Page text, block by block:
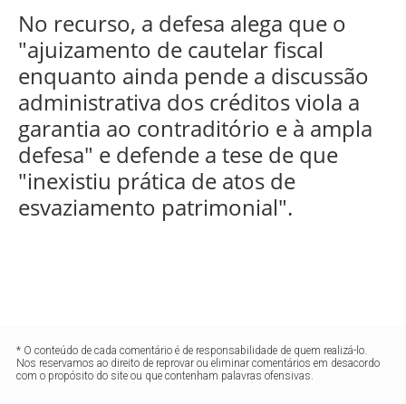
No recurso, a defesa alega que o
"ajuizamento de cautelar fiscal
enquanto ainda pende a discussão
administrativa dos créditos viola a
garantia ao contraditório e à ampla
defesa" e defende a tese de que
"inexistiu prática de atos de
esvaziamento patrimonial".
* O conteúdo de cada comentário é de responsabilidade de quem realizá-lo.
Nos reservamos ao direito de reprovar ou eliminar comentários em desacordo
com o propósito do site ou que contenham palavras ofensivas.